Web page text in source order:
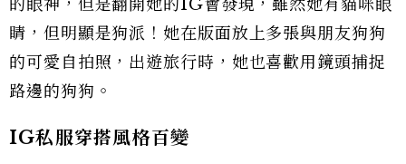
的眼神，但是翻開她的IG會發現，雖然她有貓咪眼
睛，但明顯是狗派！她在版面放上多張與朋友狗狗
的可愛自拍照，出遊旅行時，她也喜歡用鏡頭捕捉
路邊的狗狗。
IG私服穿搭風格百變